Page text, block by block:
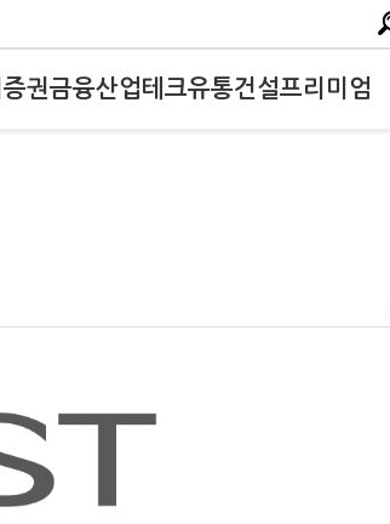
증권금융산업테크유통건설프리미엄